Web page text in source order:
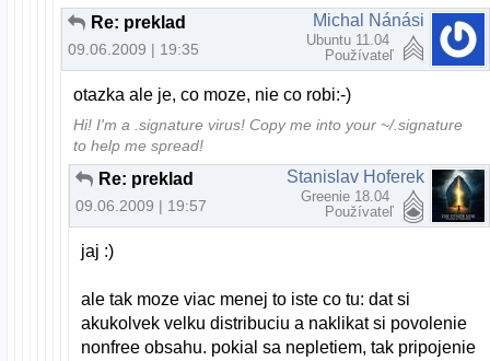
Re: preklad
09.06.2009 | 19:35
Michal Nánási
Ubuntu 11.04
Používateľ
otazka ale je, co moze, nie co robi:-)
Hi! I'm a .signature virus! Copy me into your ~/.signature
to help me spread!
Re: preklad
09.06.2009 | 19:57
Stanislav Hoferek
Greenie 18.04
Používateľ
jaj :)
ale tak moze viac menej to iste co tu: dat si
akukolvek velku distribuciu a naklikat si povolenie
nonfree obsahu. pokial sa nepletiem, tak pripojenie